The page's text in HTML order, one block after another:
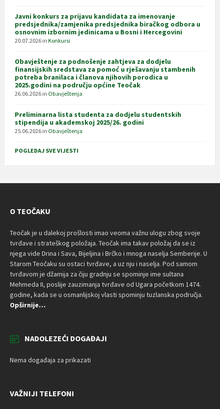
Javni konkurs za prijavu kandidata za imenovanje
predsjednika/zamjenika predsjednika biračkog odbora u
osnovnim izbornim jedinicama u Bosni i Hercegovini
20.07.2026 in Konkursi
Obavještenje za podnošenje zahtjeva za dodjelu
finansijskih sredstava za pomoć u rješavanju stambenih
potreba branilaca i članova njihovih porodica u
2025.godini na području općine Teočak
26.06.2026 in Obavještenja
Preliminarna lista studenta za dodjelu studentskih
stipendija u akademskoj 2025/26. godini
25.06.2026 in Obavještenja
POGLEDAJ SVE VIJESTI
O TEOČAKU
Teočak je u dalekoj prošlosti imao veoma važnu ulogu zbog svoje
tvrđave i strateškog položaja. Teočak ima takav položaj da se iz
njega vide Drina i Sava, Bijeljina i Brčko i mnoga naselja Semberije. U
Starom Teočaku su ostaci tvrđave, a uz nju i naselja. Pod samom
tvrđavom je džamija za čiju gradnju se spominje ime sultana
Mehmeda II, poslije zauzimanja tvrđave od Ugara početkom 1474.
godine, kada se u osmanlijskoj vlasti spominju tuzlanska područja.
Opširnije…
NADOLEZEĆI DOGAĐAJI
Nema događaja za prikazati
VAŽNIJI TELEFONI